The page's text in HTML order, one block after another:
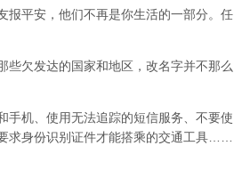
报平安，他们不再是你生活的一部分。任
些欠发达的国家和地区，改名字并不那么
手机、使用无法追踪的短信服务、不要使
求身份识别证件才能搭乘的交通工具……